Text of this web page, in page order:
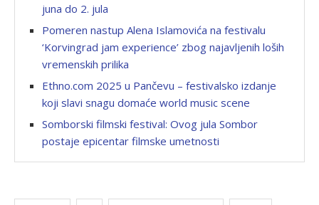
juna do 2. jula
Pomeren nastup Alena Islamovića na festivalu
‘Korvingrad jam experience’ zbog najavljenih loših
vremenskih prilika
Ethno.com 2025 u Pančevu – festivalsko izdanje
koji slavi snagu domaće world music scene
Somborski filmski festival: Ovog jula Sombor
postaje epicentar filmske umetnosti